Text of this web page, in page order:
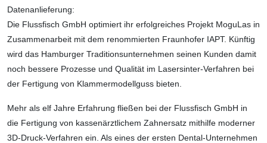
Datenanlieferung:
Die Flussfisch GmbH optimiert ihr erfolgreiches Projekt MoguLas in
Zusammenarbeit mit dem renommierten Fraunhofer IAPT. Künftig
wird das Hamburger Traditions­unternehmen seinen Kunden damit
noch bessere Prozesse und Qualität im Lasersinter-Verfahren bei
der Fertigung von Klammermodellguss bieten.
Mehr als elf Jahre Erfahrung fließen bei der Flussfisch GmbH in
die Fertigung von kassenärztlichem Zahnersatz mithilfe moderner
3D-Druck-Verfahren ein. Als eines der ersten Dental-Unternehmen